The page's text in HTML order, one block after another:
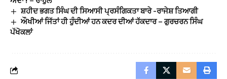
ਸ਼ਹੀਦ ਭਗਤ ਸਿੰਘ ਦੀ ਸਿਆਸੀ ਪ੍ਰਸੰਗਿਕਤਾ ਬਾਰੇ -ਰਾਜੇਸ਼ ਤਿਆਗੀ
ਔਖੀਆਂ ਜਿੱਤਾਂ ਹੀ ਹੁੰਦੀਆਂ ਹਨ ਕਦਰ ਦੀਆਂ ਹੱਕਦਾਰ – ਗੁਰਚਰਨ ਸਿੰਘ
ਪੱਖੋਕਲਾਂ